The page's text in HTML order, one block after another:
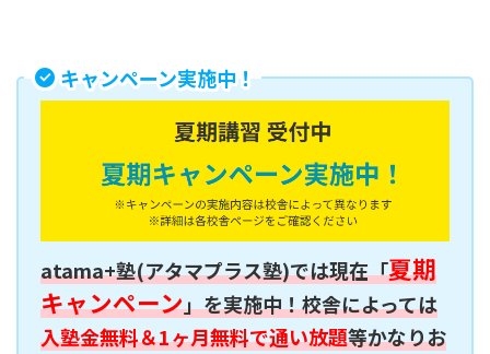
キャンペーン実施中！
atama+塾(アタマプラス塾)では現在「夏期
キャンペーン」を実施中！校舎によっては
入塾金無料＆1ヶ月無料で通い放題等かなりお